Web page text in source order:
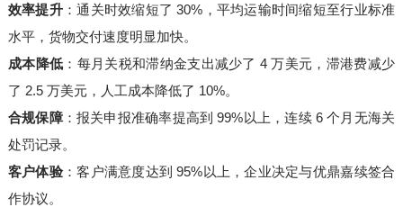
效率提升 ：通关时效缩短了 30%，平均运输时间缩短至行业标准
水平，货物交付速度明显加快。
成本降低 ：每月关税和滞纳金支出减少了 4 万美元，滞港费减少
了 2.5 万美元，人工成本降低了 10%。
合规保障：报关申报准确率提高到 99%以上，连续 6 个月无海关
处罚记录。
客户体验：客户满意度达到 95%以上，企业决定与优鼎嘉续签合
作协议。